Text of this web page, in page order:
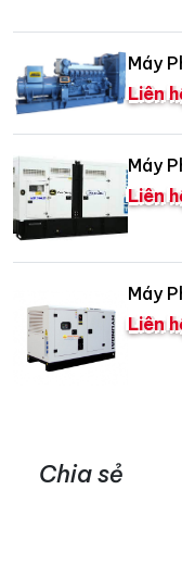
Máy
Liên
Máy
Liên
Máy
Liên
Chia sẻ